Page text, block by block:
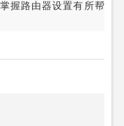
握路由器设置有所帮